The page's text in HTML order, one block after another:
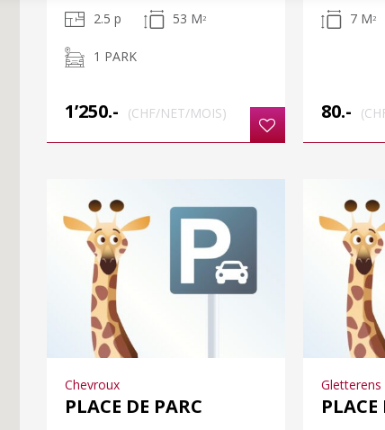
2.5 p 53 M2
1 PARK
1’250.- (CHF/NET/MOIS)
7 M 2
80.-
Chevroux
PLACE DE PARC
Gletterens
PLACE